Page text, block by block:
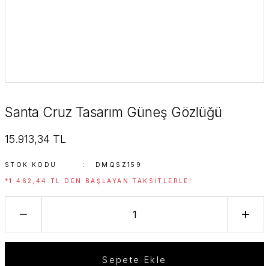
Santa Cruz Tasarım Güneş Gözlüğü
15.913,34 TL
STOK KODU DMQSZ159
*1.462,44 TL DEN BAŞLAYAN TAKSITLERLE!
Sepete Ekle